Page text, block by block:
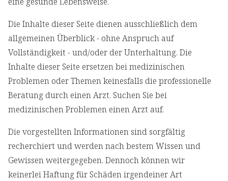
Die Inhalte dieser Seite dienen ausschließlich dem
allgemeinen Überblick - ohne Anspruch auf
Vollständigkeit - und/oder der Unterhaltung. Die
Inhalte dieser Seite ersetzen bei medizinischen
Problemen oder Themen keinesfalls die professionelle
Beratung durch einen Arzt. Suchen Sie bei
medizinischen Problemen einen Arzt auf.
Die vorgestellten Informationen sind sorgfältig
recherchiert und werden nach bestem Wissen und
Gewissen weitergegeben. Dennoch können wir
keinerlei Haftung für Schäden irgendeiner Art